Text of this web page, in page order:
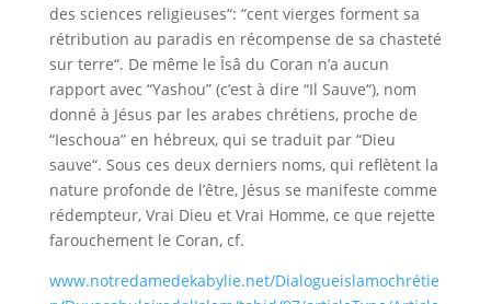
des sciences religieuses“: “cent vierges forment sa
rétribution au paradis en récompense de sa chasteté
sur terre“. De même le Îsâ du Coran n’a aucun
rapport avec “Yashou” (c’est à dire “Il Sauve“), nom
donné à Jésus par les arabes chrétiens, proche de
“Ieschoua” en hébreux, qui se traduit par “Dieu
sauve“. Sous ces deux derniers noms, qui reflètent la
nature profonde de l’être, Jésus se manifeste comme
rédempteur, Vrai Dieu et Vrai Homme, ce que rejette
farouchement le Coran, cf.
www.notredamedekabylie.net/Dialogueislamochrétie